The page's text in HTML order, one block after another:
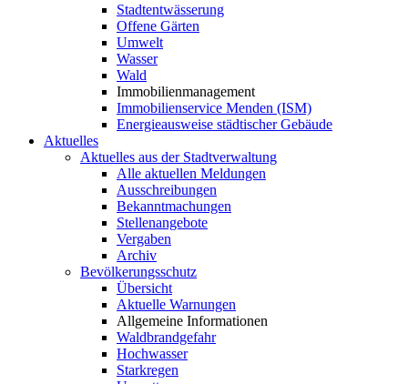
Stadtentwässerung
Offene Gärten
Umwelt
Wasser
Wald
Immobilienmanagement
Immobilienservice Menden (ISM)
Energieausweise städtischer Gebäude
Aktuelles
Aktuelles aus der Stadtverwaltung
Alle aktuellen Meldungen
Ausschreibungen
Bekanntmachungen
Stellenangebote
Vergaben
Archiv
Bevölkerungsschutz
Übersicht
Aktuelle Warnungen
Allgemeine Informationen
Waldbrandgefahr
Hochwasser
Starkregen